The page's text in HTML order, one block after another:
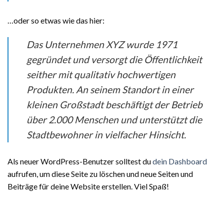
…oder so etwas wie das hier:
Das Unternehmen XYZ wurde 1971
gegründet und versorgt die Öffentlichkeit
seither mit qualitativ hochwertigen
Produkten. An seinem Standort in einer
kleinen Großstadt beschäftigt der Betrieb
über 2.000 Menschen und unterstützt die
Stadtbewohner in vielfacher Hinsicht.
Als neuer WordPress-Benutzer solltest dudein Dashboard
aufrufen, um diese Seite zu löschen und neue Seiten und
Beiträge für deine Website erstellen. Viel Spaß!